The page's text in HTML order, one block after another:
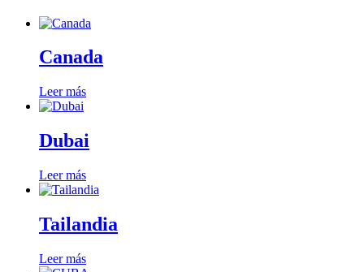
Canada
Leer más
Dubai
Leer más
Tailandia
Leer más